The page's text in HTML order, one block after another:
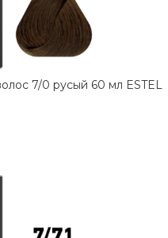
7/0 русый 60 мл ESTEL